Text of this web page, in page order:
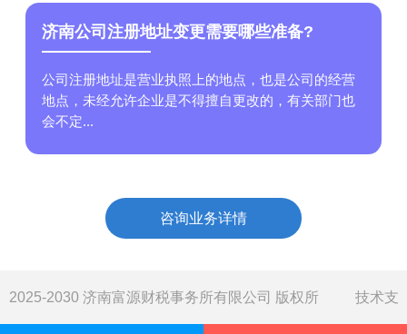
济南公司注册地址变更需要哪些准备?
公司注册地址是营业执照上的地点，也是公司的经营
地点，未经允许企业是不得擅自更改的，有关部门也
会不定...
咨询业务详情
2025-2030 济南富源财税事务所有限公司 版权所 技术支